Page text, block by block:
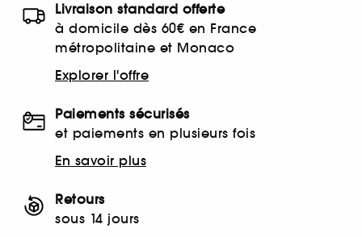
Livraison standard offerte
à domicile dès 60€ en France
métropolitaine et Monaco
Explorer l'offre
Paiements sécurisés
et paiements en plusieurs fois
En savoir plus
Retours
sous 14 jours